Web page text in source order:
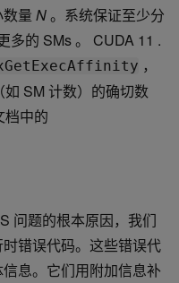
量 N。系统保证至少分
多的 SMs 。 CUDA 11 .
，
SM 计数）的确切数
档中的
问题的根本原因，我们
错误代码。这些错误代
息。它们用附加信息补